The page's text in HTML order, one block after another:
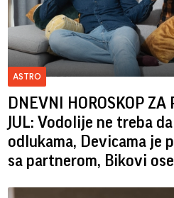
ASTRO
DNEVNI HOROSKOP ZA
JUL: Vodolije ne treba da
odlukama, Devicama je
sa partnerom, Bikovi